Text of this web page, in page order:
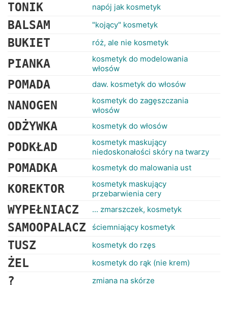
TONIK napój jak kosmetyk
BALSAM "kojący" kosmetyk
BUKIET róż, ale nie kosmetyk
PIANKA
kosmetyk do modelowania
włosów
POMADA daw. kosmetyk do włosów
NANOGEN
kosmetyk do zagęszczania
włosów
ODŻYWKA kosmetyk do włosów
PODKŁAD
kosmetyk maskujący
niedoskonałości skóry na twarzy
POMADKA kosmetyk do malowania ust
KOREKTOR
kosmetyk maskujący
przebarwienia cery
WYPEŁNIACZ ... zmarszczek, kosmetyk
SAMOOPALACZ ściemniający kosmetyk
TUSZ kosmetyk do rzęs
ŻEL kosmetyk do rąk (nie krem)
? zmiana na skórze